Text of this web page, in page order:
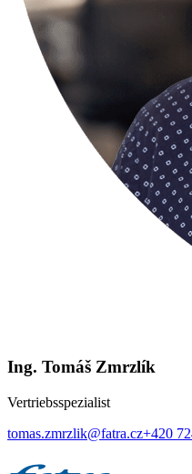
Ing. Tomáš Zmrzlík
Vertriebsspezialist
tomas.zmrzlik@fatra.cz+420